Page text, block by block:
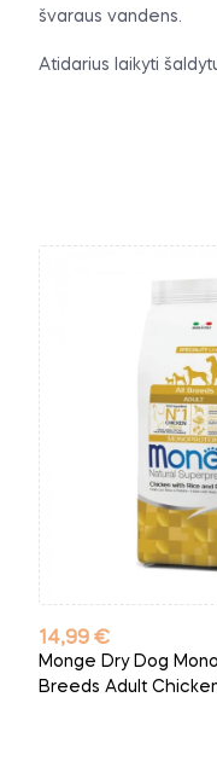
švaraus vandens.
Atidarius laikyti
Kaina
14,99 €
Monge Dry Dog
Breeds Adult